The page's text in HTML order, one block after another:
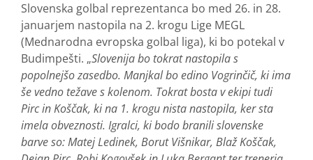
Slovenska golbal reprezentanca bo med 26. in 28.
januarjem nastopila na 2. krogu Lige MEGL
(Mednarodna evropska golbal liga), ki bo potekal v
Budimpešti. „Slovenija bo tokrat nastopila s
popolnejšo zasedbo. Manjkal bo edino Vogrinčič, ki ima
še vedno težave s kolenom. Tokrat bosta v ekipi tudi
Pirc in Koščak, ki na 1. krogu nista nastopila, ker sta
imela obveznosti. Igralci, ki bodo branili slovenske
barve so: Matej Ledinek, Borut Višnikar, Blaž Koščak,